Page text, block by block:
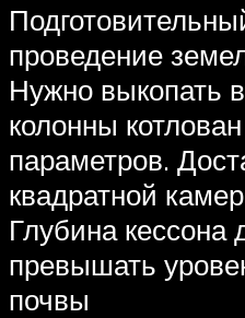
проведение
Нужно выкопать
колонны
параметров.
квадратной
Глубина кессона
превышать
почвы